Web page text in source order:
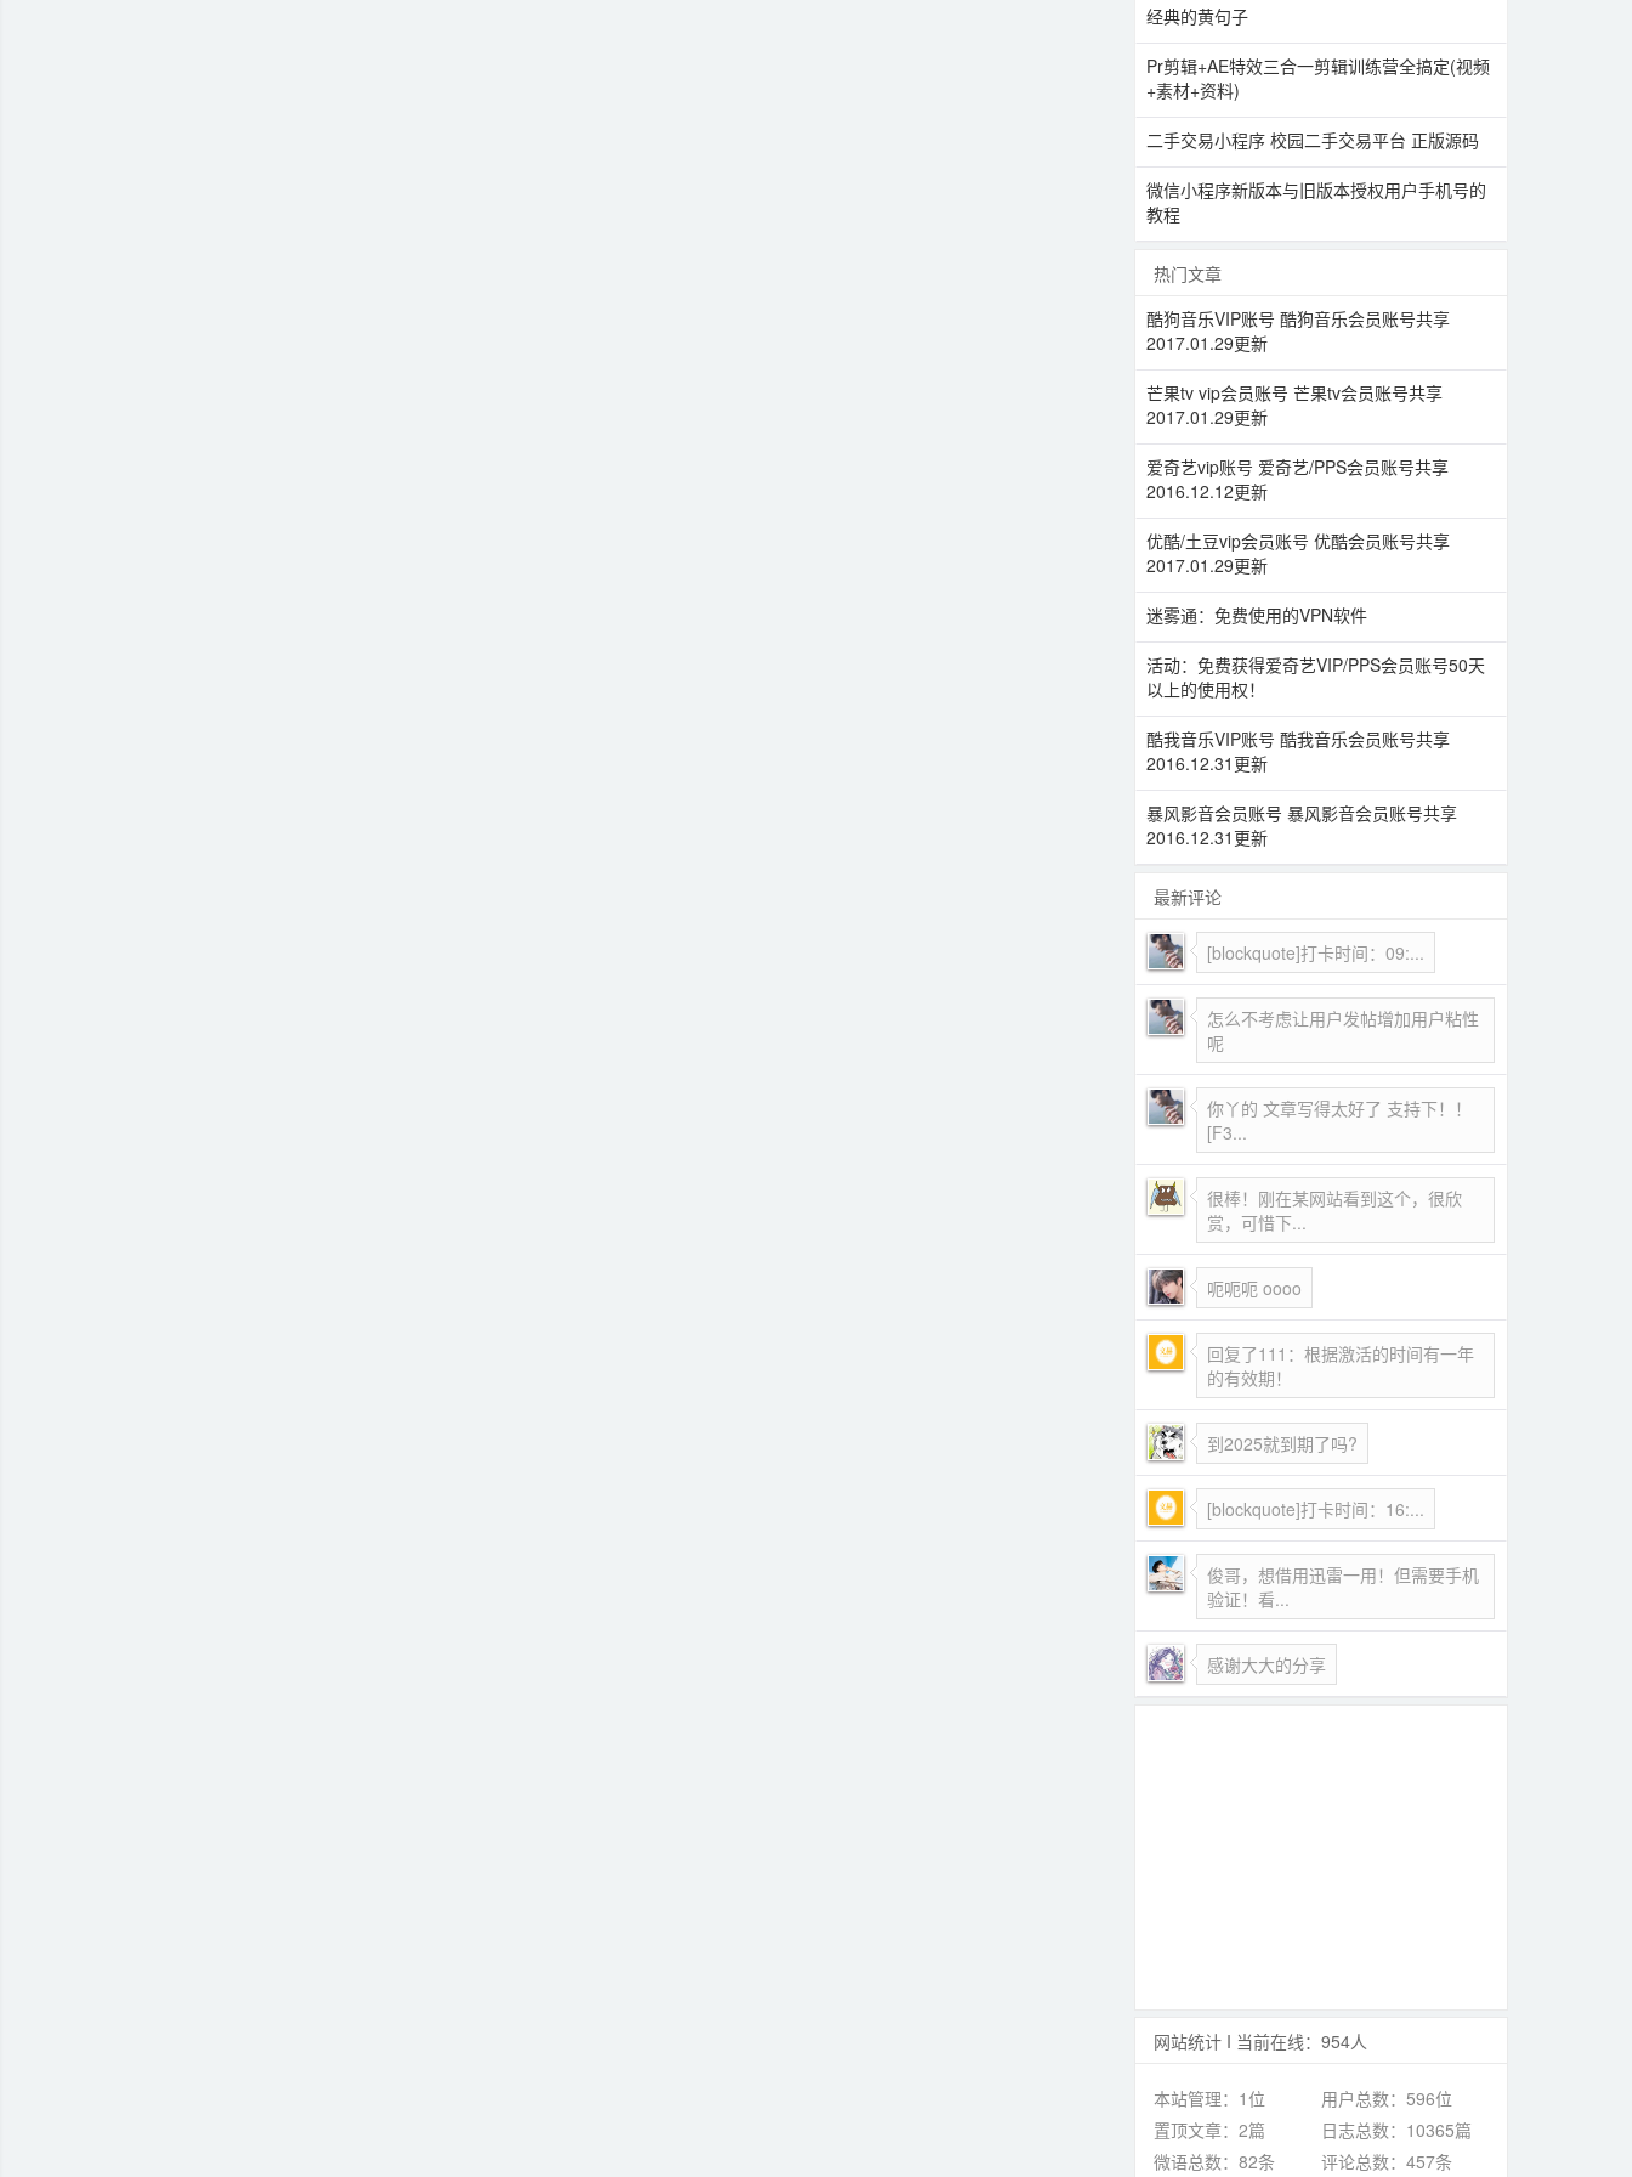
经典的黄句子
Pr剪辑+AE特效三合一剪辑训练营全搞定(视频
+素材+资料)
二手交易小程序 校园二手交易平台 正版源码
微信小程序新版本与旧版本授权用户手机号的
教程
热门文章
酷狗音乐VIP账号 酷狗音乐会员账号共享
2017.01.29更新
芒果tv vip会员账号 芒果tv会员账号共享
2017.01.29更新
爱奇艺vip账号 爱奇艺/PPS会员账号共享
2016.12.12更新
优酷/土豆vip会员账号 优酷会员账号共享
2017.01.29更新
迷雾通：免费使用的VPN软件
活动：免费获得爱奇艺VIP/PPS会员账号50天
以上的使用权！
酷我音乐VIP账号 酷我音乐会员账号共享
2016.12.31更新
暴风影音会员账号 暴风影音会员账号共享
2016.12.31更新
最新评论
[blockquote]打卡时间：09:...
怎么不考虑让用户发帖增加用户粘性
呢
你丫的 文章写得太好了 支持下！！
[F3...
很棒！刚在某网站看到这个，很欣
赏，可惜下...
呃呃呃 oooo
回复了111：根据激活的时间有一年
的有效期！
到2025就到期了吗?
[blockquote]打卡时间：16:...
俊哥，想借用迅雷一用！但需要手机
验证！看...
感谢大大的分享
网站统计 I 当前在线：954人
本站管理：1位
用户总数：596位
置顶文章：2篇
日志总数：10365篇
微语总数：82条
评论总数：457条